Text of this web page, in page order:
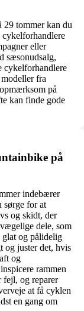
29 tommer kan du
cykelforhandlere
eller
sæsonudsalg,
cykelforhandlere
fra
på
kan finde gode
på
indebærer
sørge for at
og skidt, der
dele, som
glat og pålidelig
og juster det, hvis
og
rammen
fejl, og reparer
at få cyklen
en gang om